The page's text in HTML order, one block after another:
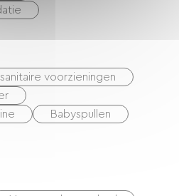
voorzieningen
Babyspullen